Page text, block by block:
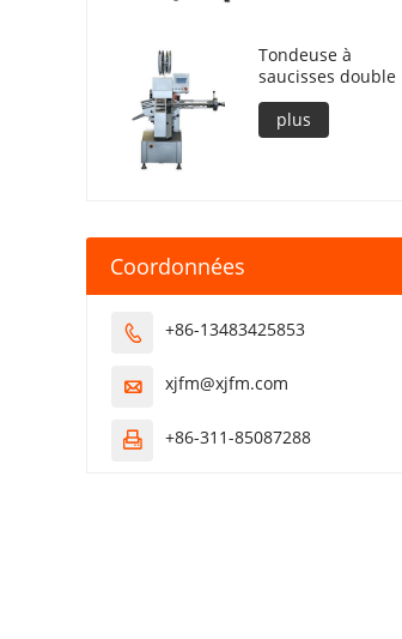
Tondeuse à
saucisses double
plus
Coordonnées
 +86-13483425853
 xjfm@xjfm.com
 +86-311-85087288